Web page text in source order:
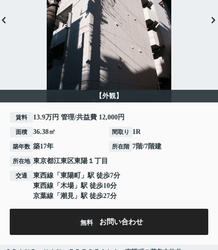
【外観】
賃料 13.9万円 管理/共益費 12,000円
面積 36.38㎡ 間取り 1R
築年数 築17年 所在階 7階/7階建
所在地 東京都江東区東陽 １丁目
交通 東西線 「 東陽町
」駅 徒歩7分
東西線 「 木場」駅 徒歩10分
京葉線 「 潮見 」駅 徒歩27分
無料 お問い合わせ